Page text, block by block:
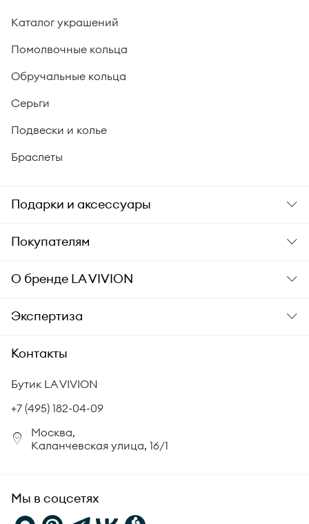
Каталог украшений
Помолвочные кольца
Обручальные кольца
Серьги
Подвески и колье
Браслеты
Подарки и аксессуары
Подарки
Уход за украшениями
Аксессуары
Покупателям
Заказ и оплата
Гарантия подлинности
Комплект документов
Политика возврата
Сертификация бриллиантов
Юридическая информация
О бренде LA VIVION
О компании
СМИ о нас
Корпоративный портал
Экспертиза
Академия LA VIVION
Статьи
Контакты
Бутик LA VIVION
+7 (495) 182-04-09
Москва,
Каланчевская улица, 16/1
Мы в соцсетях